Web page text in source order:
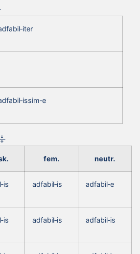
fem. neutr.
adfabil‑is adfabil‑e
adfabil‑is adfabil‑is